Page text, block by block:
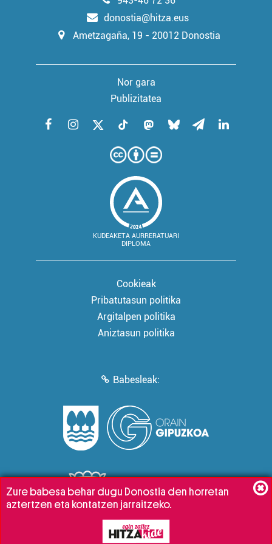
donostia@hitza.eus
Ametzagaña, 19 - 20012 Donostia
Nor gara
Publizitatea
KUDEAKETA AURRERATUARI
DIPLOMA
Cookieak
Pribatutasun politika
Argitalpen politika
Aniztasun politika
Babesleak:
Zure babesa behar dugu Donostia den horretan
aztertzen eta kontatzen jarraitzeko.